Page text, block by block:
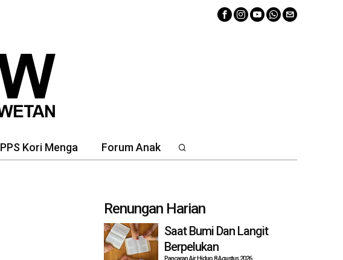
PPS Kori Menga Forum Anak
Renungan Harian
Saat Bumi Dan Langit
Berpelukan